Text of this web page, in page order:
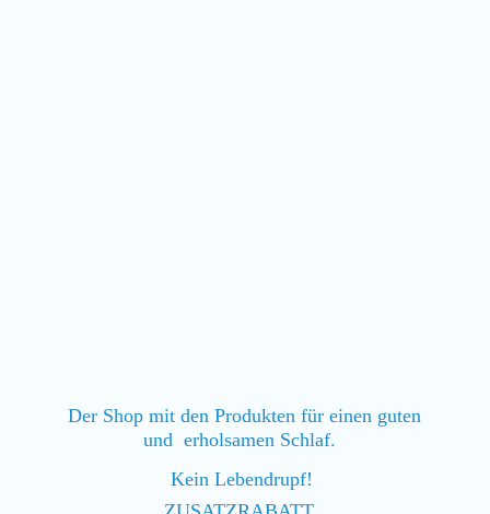
Der Shop mit den Produkten für einen guten
und erholsamen Schlaf.
Kein Lebendrupf!